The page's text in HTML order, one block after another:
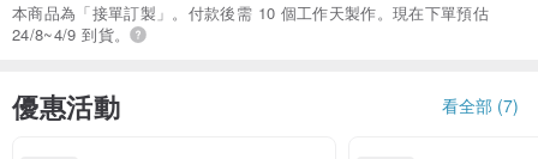
本商品為「接單訂製」。付款後需 10 個工作天製作。現在下單預估
24/8~4/9 到貨。
優惠活動 看全部 (7)